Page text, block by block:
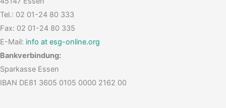
Tel.: 02 01-24 80 333
Fax: 02 01-24 80 335
E-Mail: info at esg-online.org
Bankverbindung:
Sparkasse Essen
IBAN DE81 3605 0105 0000 2162 00